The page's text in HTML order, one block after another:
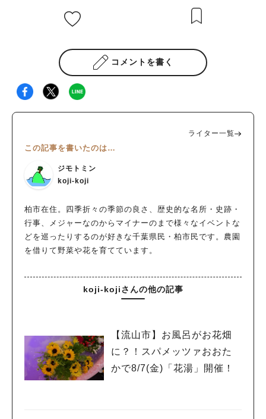
コメントを書く
ライター一覧
この記事を書いたのは…
ジモトミン
koji-koji
柏市在住。四季折々の季節の良さ、歴史的な名所・史跡・
行事、メジャーなのからマイナーのまで様々なイベントな
どを巡ったりするのが好きな千葉県民・柏市民です。農園
を借りて野菜や花を育てています。
koji-kojiさんの他の記事
【流山市】お風呂がお花畑
に？！スパメッツァおおた
かで8/7(金)「花湯」開催！